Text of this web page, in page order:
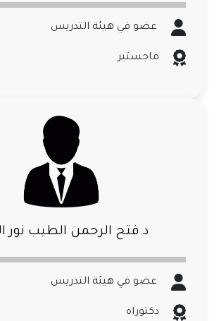
عضو في هيئة التدريس
ماجستير
د.فتح الرحمن الطيب نور
عضو في هيئة التدريس
دكتوراه